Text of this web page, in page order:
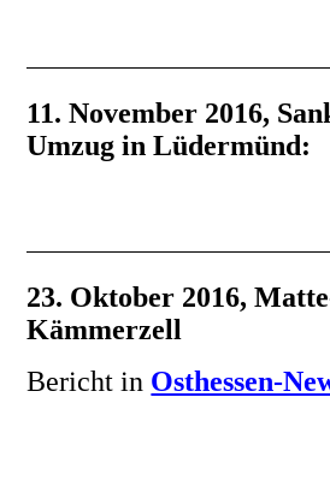
11. November 2016,
Umzug in Lüdermünd:
23. Oktober 2016,
Kämmerzell
Bericht in Osthessen-